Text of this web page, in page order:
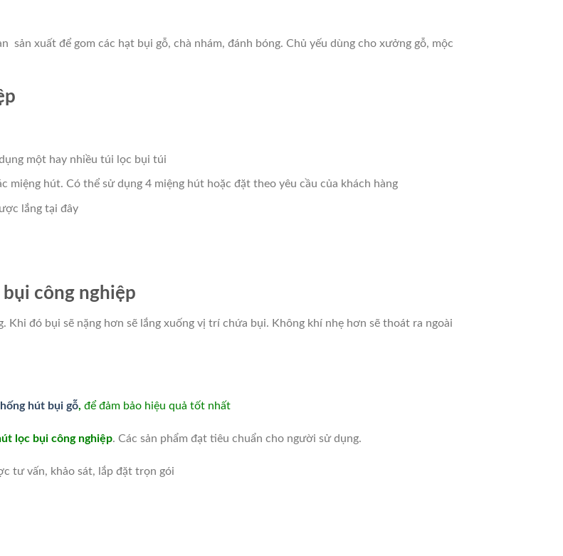
sản xuất để gom các hạt bụi gỗ, chà nhám, đánh bóng. Chủ yếu dùng cho xưởng gỗ, mộc
một hay nhiều túi lọc bụi túi
miệng hút. Có thể sử dụng 4 miệng hút hoặc đặt theo yêu cầu của khách hàng
lắng tại đây
công nghiệp
đó bụi sẽ nặng hơn sẽ lắng xuống vị trí chứa bụi. Không khí nhẹ hơn sẽ thoát ra ngoài
hút bụi gỗ, để đảm bảo hiệu quả tốt nhất
lọc bụi công nghiệp. Các sản phẩm đạt tiêu chuẩn cho người sử dụng.
tư vấn, khảo sát, lắp đặt trọn gói